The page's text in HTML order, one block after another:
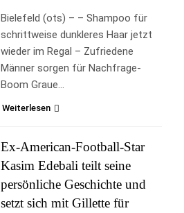
Bielefeld (ots) – – Shampoo für
schrittweise dunkleres Haar jetzt
wieder im Regal – Zufriedene
Männer sorgen für Nachfrage-
Boom Graue…
Weiterlesen
Ex-American-Football-Star
Kasim Edebali teilt seine
persönliche Geschichte und
setzt sich mit Gillette für